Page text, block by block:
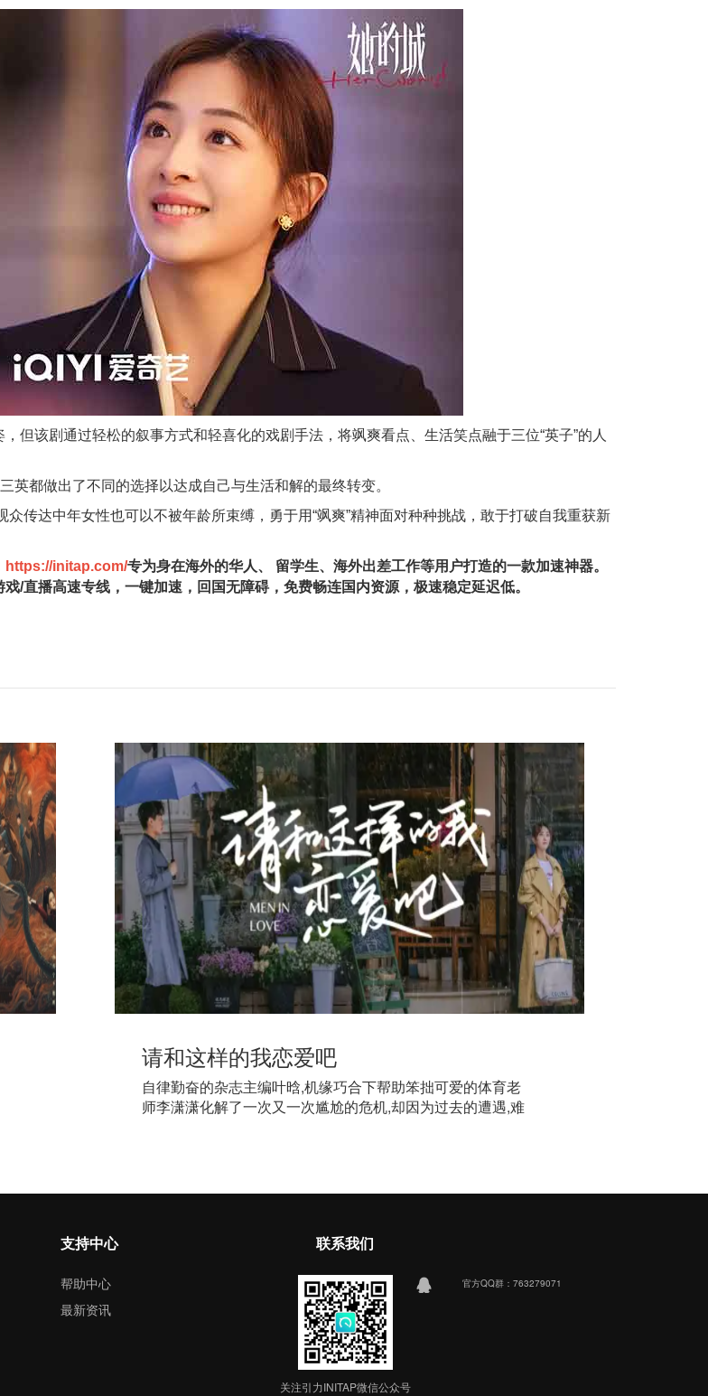
但该剧通过轻松的叙事方式和轻喜化的戏剧手法，将飒爽看点、生活笑点融于三位“英子”的人
英都做出了不同的选择以达成自己与生活和解的最终转变。
众传达中年女性也可以不被年龄所束缚，勇于用“飒爽”精神面对种种挑战，敢于打破自我重获新
https://initap.com/专为身在海外的华⼈、 留学⽣、海外出差⼯作等⽤户打造的⼀款加速神器。
/直播⾼速专线，⼀键加速，回国⽆障碍，免费畅连国内资源，极速稳定延迟低。
请和这样的我恋爱吧
自律勤奋的杂志主编叶晗,机缘巧合下帮助笨拙可爱的体育老
师李潇潇化解了一次又一次尴尬的危机,却因为过去的遭遇,难
色,却始终不敢面对与年轻活力的徐嘉琳之间的感情;为人浪漫
却也有不为人知的苦恼。他们在经历了事业与
支持中心
帮助中心
最新资讯
联系我们
关注引力INITAP微信公众号
官方QQ群：763279071